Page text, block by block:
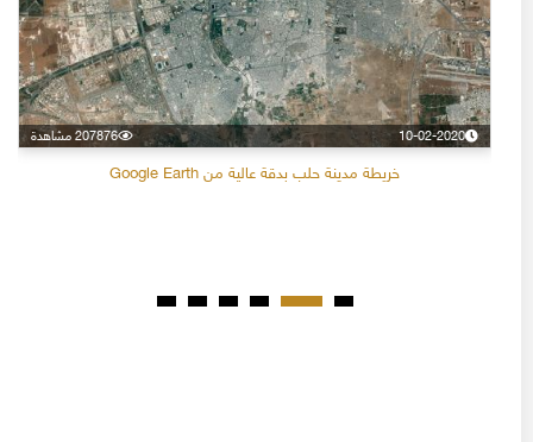
10-02-2020 207876 مشاهدة
خريطة مدينة حلب بدقة عالية من Google Earth